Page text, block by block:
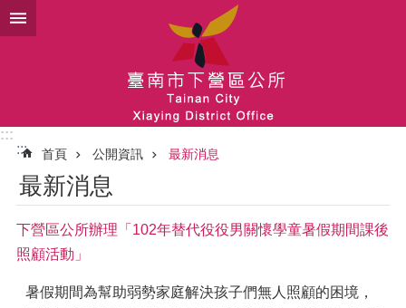
跳到主要內容區塊
:::
:::
首頁 公開資訊 最新消息
最新消息
下營區公所辦理「102年替代役役男關懷學童暑假期間課後
照顧活動」
暑假期間為幫助弱勢家庭解決孩子們無人照顧的困境，